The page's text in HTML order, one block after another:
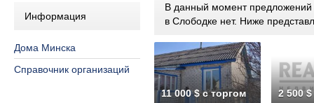
Информация
Дома Минска
Справочник организаций
В данный момент предложений
в Слободке нет. Ниже
11 000 $ с торгом 2 500 $